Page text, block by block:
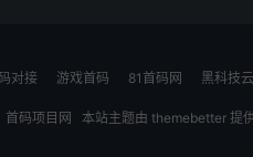
对接 游戏首码 81首码网 黑科技
首码项目网 本站主题由 themebetter提